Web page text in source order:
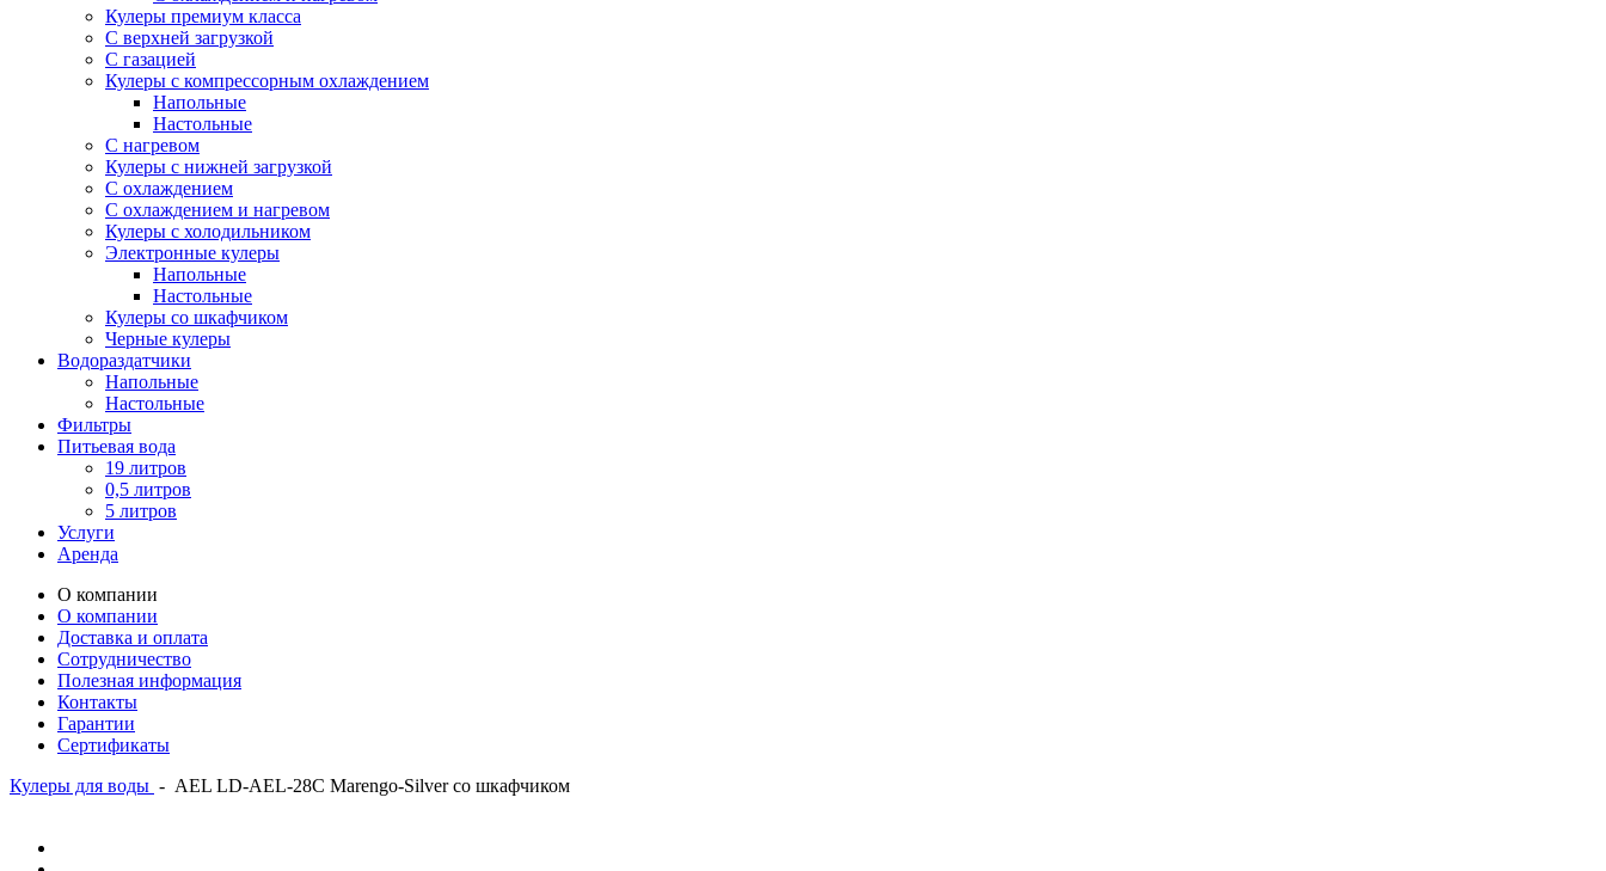
Кулеры премиум класса
С верхней загрузкой
С газацией
Кулеры с компрессорным охлаждением
Напольные
Настольные
С нагревом
Кулеры с нижней загрузкой
С охлаждением
С охлаждением и нагревом
Кулеры с холодильником
Электронные кулеры
Напольные
Настольные
Кулеры со шкафчиком
Черные кулеры
Водораздатчики
Напольные
Настольные
Фильтры
Питьевая вода
19 литров
0,5 литров
5 литров
Услуги
Аренда
О компании
О компании
Доставка и оплата
Сотрудничество
Полезная информация
Контакты
Гарантии
Сертификаты
Кулеры для воды - AEL LD-AEL-28C Marengo-Silver со шкафчиком